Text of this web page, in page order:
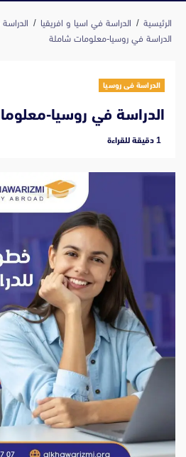
الرئيسية الدراسة في اسيا و افريقيا
الدراسة في روسيا-معلومات شاملة
الدراسة فى روسيا
الدراسة في روسيا-
‫1 دقيقة للقراءة